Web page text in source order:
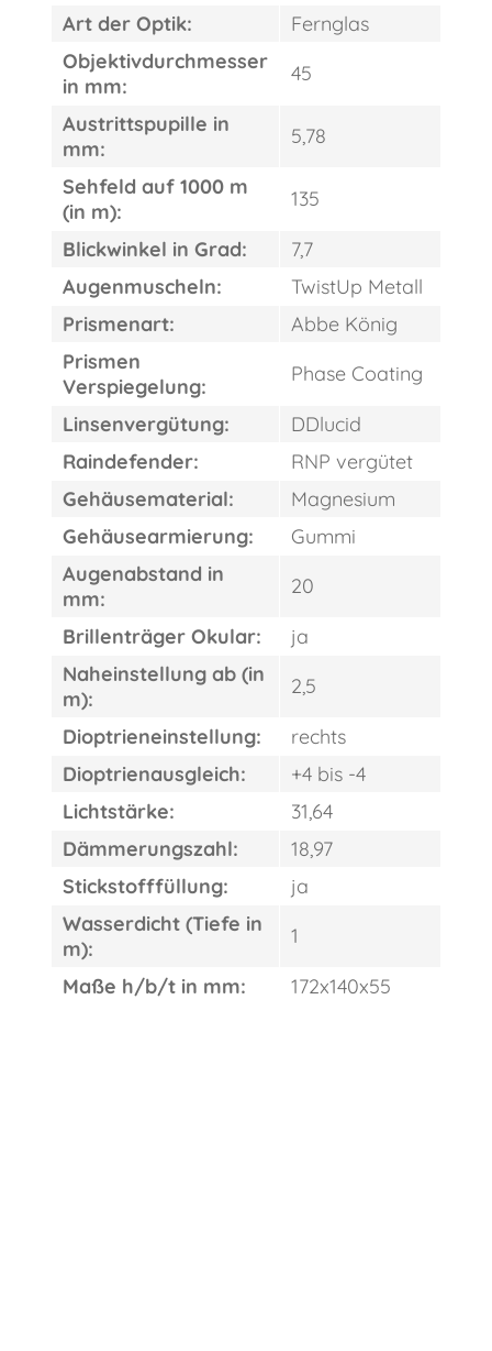
Art der Optik:
Fernglas
Objektivdurchmesser
in mm:
45
Austrittspupille in
mm:
5,78
Sehfeld auf 1000 m
(in m):
135
Blickwinkel in Grad:
7,7
Augenmuscheln:
TwistUp Metall
Prismenart:
Abbe König
Prismen
Verspiegelung:
Phase Coating
Linsenvergütung:
DDlucid
Raindefender:
RNP vergütet
Gehäusematerial:
Magnesium
Gehäusearmierung:
Gummi
Augenabstand in
mm:
20
Brillenträger Okular:
ja
Naheinstellung ab (in
m):
2,5
Dioptrieneinstellung:
rechts
Dioptrienausgleich:
+4 bis -4
Lichtstärke:
31,64
Dämmerungszahl:
18,97
Stickstofffüllung:
ja
Wasserdicht (Tiefe in
m):
1
Maße h/b/t in mm:
172x140x55